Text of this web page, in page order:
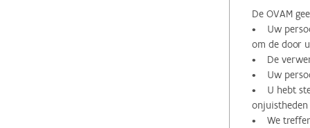
De OVAM
• Uw
om de door
• De
• Uw
• U hebt
onjuistheden
• We treffen